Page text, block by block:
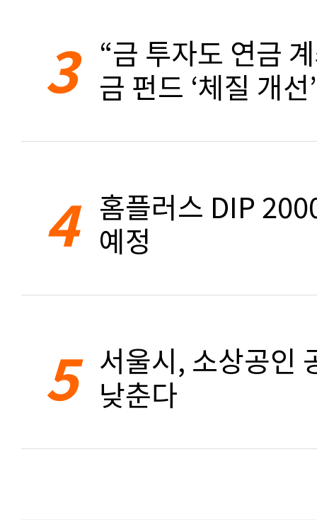
3 “금 투자도 연금
금 펀드 ‘체질 개선’
4 홈플러스 DIP
예정
5 서울시, 소상공인
낮춘다